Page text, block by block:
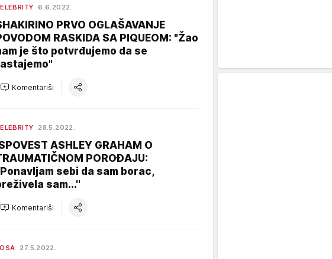
6.6.2022.
PRVO OGLAŠAVANJE
RASKIDA SA PIQUEOM: "Žao
je što potvrđujemo da se
Komentariši
28.5.2022.
ASHLEY GRAHAM O
POROĐAJU:
sebi da sam borac,
sam...''
Komentariši
27.5.2022.